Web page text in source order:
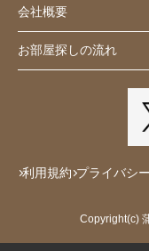
会社概要
お部屋探しの流れ
利用規約 プライバシ
Copyright(c)